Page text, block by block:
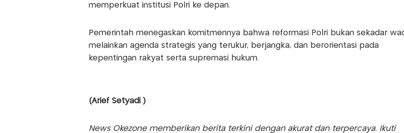
memperkuat institusi Polri ke depan.
Pemerintah menegaskan komitmennya bahwa reformasi Polri bukan sekadar
melainkan agenda strategis yang terukur, berjangka, dan berorientasi pada
kepentingan rakyat serta supremasi hukum.
(Arief Setyadi )
News Okezone memberikan berita terkini dengan akurat dan terpercaya. Ikuti